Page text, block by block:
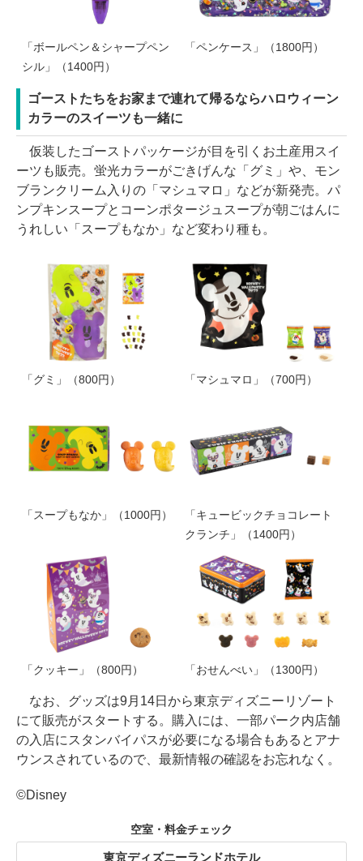
「ボールペン＆シャープペン
シル」（1400円）
「ペンケース」（1800円）
ゴーストたちをお家まで連れて帰るならハロウィーン
カラーのスイーツも一緒に
仮装したゴーストパッケージが目を引くお土産用スイ
ーツも販売。蛍光カラーがごきげんな「グミ」や、モン
ブランクリーム入りの「マシュマロ」などが新発売。パ
ンプキンスープとコーンポタージュスープが朝ごはんに
うれしい「スープもなか」など変わり種も。
「グミ」（800円） 「マシュマロ」（700円）
「スープもなか」（1000円）
「キュービックチョコレート
クランチ」（1400円）
「クッキー」（800円） 「おせんべい」（1300円）
なお、グッズは9月14日から東京ディズニーリゾート
にて販売がスタートする。購入には、一部パーク内店舗
の入店にスタンバイパスが必要になる場合もあるとアナ
ウンスされているので、最新情報の確認をお忘れなく。
©Disney
空室・料金チェック
東京ディズニーランドホテル